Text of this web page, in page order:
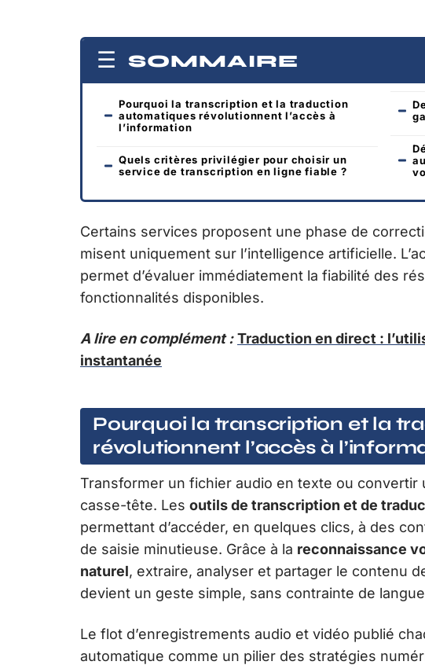
SOMMAIRE
Pourquoi la transcription et la traduction
automatiques révolutionnent l’accès à
l’information
Quels critères privilégier pour choisir un
service de transcription en ligne fiable ?
Certains services proposent une phase de
misent uniquement sur l’intelligence artificielle.
permet d’évaluer immédiatement la fiabilité des
fonctionnalités disponibles.
A lire en complément : Traduction en direct :
instantanée
Pourquoi la transcription et la
révolutionnent l’accès à
Transformer un fichier audio en texte ou convertir
casse-tête. Les outils de transcription et de
permettant d’accéder, en quelques clics, à des
de saisie minutieuse. Grâce à la reconnaissance
naturel, extraire, analyser et partager le contenu
devient un geste simple, sans contrainte de
Le flot d’enregistrements audio et vidéo publié
automatique comme un pilier des stratégies